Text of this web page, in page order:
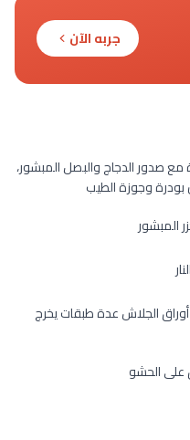
جربه الآن
صدور الدجاج والبصل المبشور،
وجوزة الطيب
المبشور
الجلاش عدة طبقات يخرج
على الحشو